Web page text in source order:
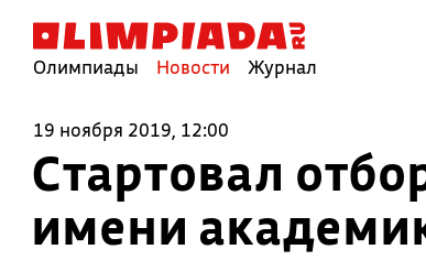
Олимпиады Новости Журнал
19 ноября 2019, 12:00
Стартовал
имени